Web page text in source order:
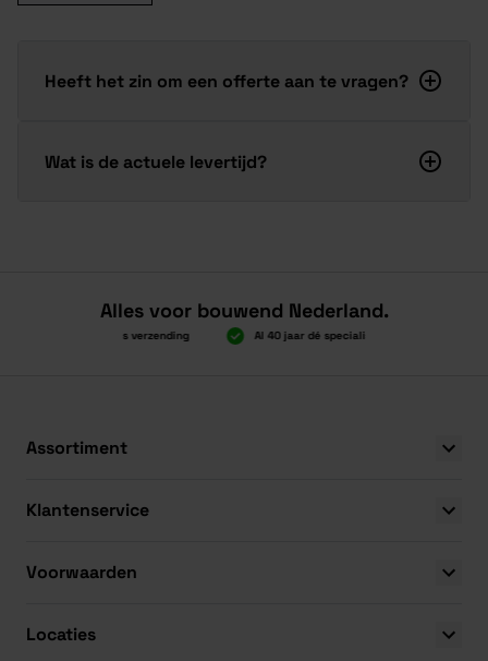
Heeft het zin om een offerte aan te vragen?
Wat is de actuele levertijd?
Alles voor bouwend Nederland.
Boven 2.000 gratis verzending Al 40 jaar dé specialist
Assortiment
Klantenservice
Voorwaarden
Locaties